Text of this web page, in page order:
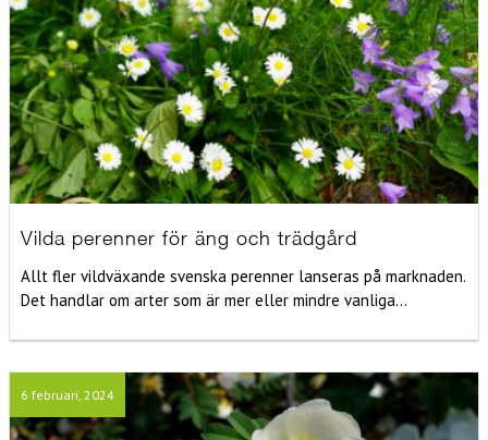
Vilda perenner för äng och trädgård
Allt fler vildväxande svenska perenner lanseras på marknaden.
Det handlar om arter som är mer eller mindre vanliga...
6 februari, 2024